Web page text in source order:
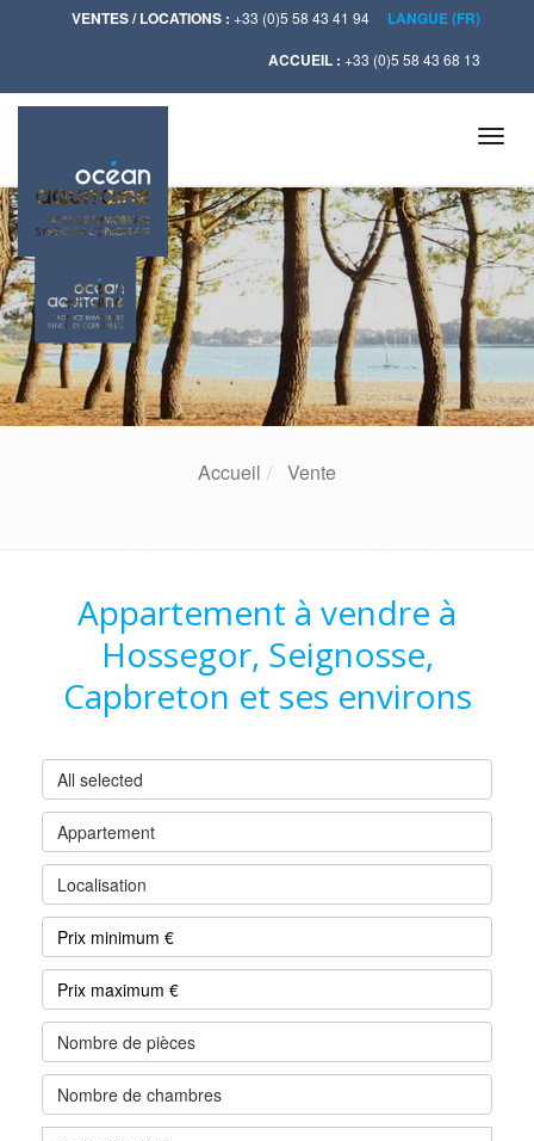
LANGUE (FR)
VENTES / LOCATIONS : +33 (0)5 58 43 41 94
ACCUEIL : +33 (0)5 58 43 68 13
Accueil Vente
Appartement à vendre à
Hossegor, Seignosse,
Capbreton et ses environs
All selected
Appartement
Localisation
Nombre de pièces
Nombre de chambres